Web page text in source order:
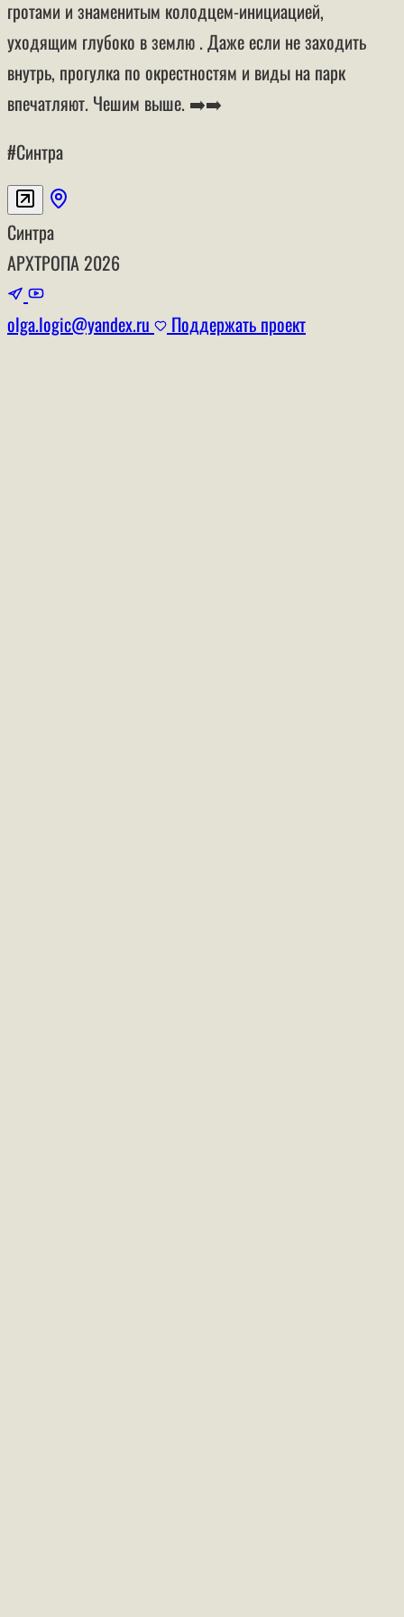
гротами и знаменитым колодцем-инициацией,
уходящим глубоко в землю . Даже если не заходить
внутрь, прогулка по окрестностям и виды на парк
впечатляют. Чешим выше. ➡️➡️
#Синтра
Синтра
АРХТРОПА 2026
olga.logic@yandex.ru Поддержать проект